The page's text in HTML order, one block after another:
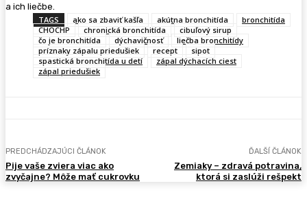
a ich liečbe.
TAGS
ako sa zbaviť kašľa akútna bronchitída
bronchitída
CHOCHP
chronická bronchitída
cibuľový sirup
čo je bronchitída
dýchavičnosť
liečba bronchitídy
príznaky zápalu priedušiek
recept
sipot
spastická bronchitída u detí
zápal dýchacích ciest
zápal priedušiek
PREDCHÁDZAJÚCI ČLÁNOK
Pije vaše zviera viac ako
zvyčajne? Môže mať cukrovku
ĎALŠÍ ČLÁNOK
Zemiaky – zdravá potravina,
ktorá si zaslúži rešpekt